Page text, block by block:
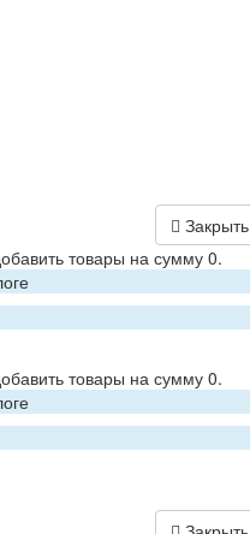
Закрыть
товары на сумму 0.
товары на сумму 0.